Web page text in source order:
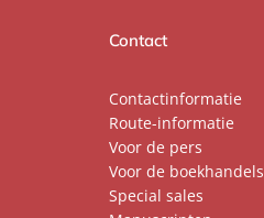
Contact
Contactinformatie
Route-informatie
Voor de pers
Voor de boekhandels
Special sales